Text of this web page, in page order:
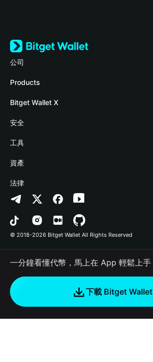
公司
關於 Bitget Wallet
部落格
學院
加密資訊
幫助中心
‌聯繫我們
品牌資源
工作機會
Products
Crypto Card
Stablecoin Earn
Payfi Crypto
Crypto Swap API
Altcoin Season Index
Prediction Markets
DApp
RWA
如何購買加密貨幣
Bitget Wallet X
開發者文件
連接錢包
Bitget Wallet Pay
合作上架
安全
風險保障基金
安全防護技術
工具
快捷買幣
授權檢測
合約檢測
批次轉帳
資產
Arbitrum
Avalanche
Bitcoin
Polygon
法律
隱私協議
用戶使用協議
© 2018-2026 Bitget Wallet All Rights Reserved
一分鐘看懂代幣，馬上在 App 輕鬆上手
下載 Bitget Wallet